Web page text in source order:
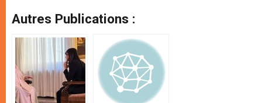
Autres Publications :